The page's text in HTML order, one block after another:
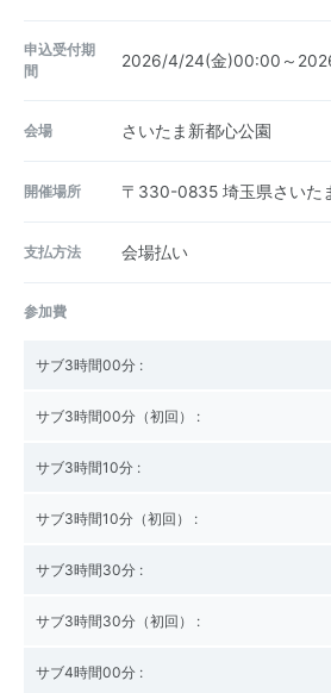
申込受付期
間
2026/4/24(金)00:00～
会場 さいたま新都心公園
開催場所 〒330-0835 埼玉県さいた
支払方法 会場払い
参加費
サブ3時間00分 :
サブ3時間00分（初回） :
サブ3時間10分 :
サブ3時間10分（初回） :
サブ3時間30分 :
サブ3時間30分（初回） :
サブ4時間00分 :